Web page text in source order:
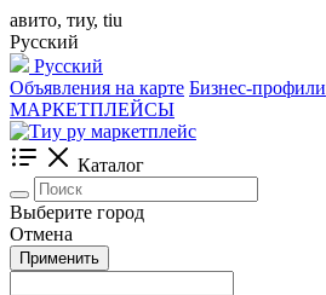
авито, тиу, tiu
Русский
Русский
Объявления на карте Бизнес-профили
МАРКЕТПЛЕЙСЫ
Каталог
Выберите город
Отмена
Применить